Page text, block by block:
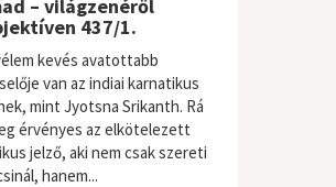
– világzenéről
437/1.
kevés avatottabb
van az indiai karnatikus
mint Jyotsna Srikanth. Rá
érvényes az elkötelezett
jelző, aki nem csak szereti
hanem...